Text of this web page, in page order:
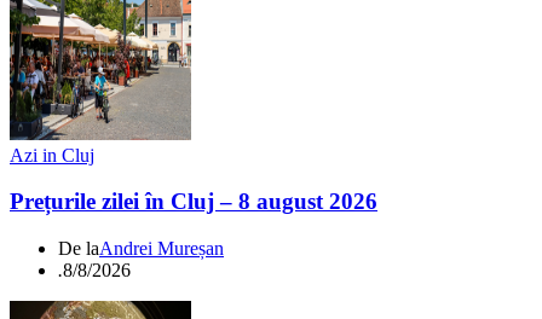
Azi in Cluj
Prețurile zilei în Cluj – 8 august 2026
De laAndrei Mureșan
.8/8/2026